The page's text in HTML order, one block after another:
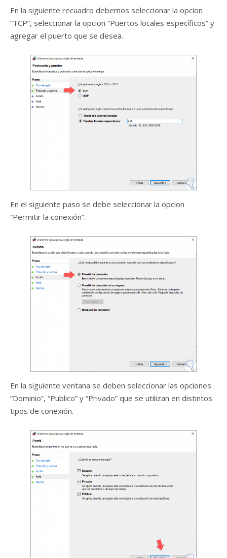
En la siguiente recuadro debemos seleccionar la opcion
“TCP”, seleccionar la opcion “Puertos locales específicos” y
agregar el puerto que se desea.
En el siguiente paso se debe seleccionar la opcion
“Permitir la conexión”.
En la siguiente ventana se deben seleccionar las opciones
“Dominio”, “Publico” y “Privado” que se utilizan en distintos
tipos de conexión.